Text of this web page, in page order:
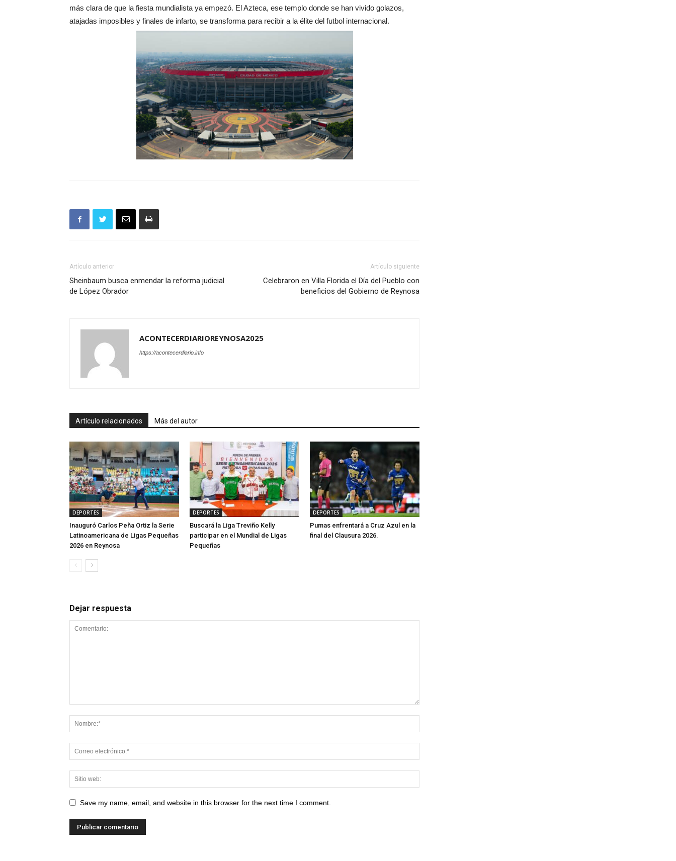
más clara de que la fiesta mundialista ya empezó. El Azteca, ese templo donde se han vivido golazos,
atajadas imposibles y finales de infarto, se transforma para recibir a la élite del futbol internacional.
Artículo anterior
Sheinbaum busca enmendar la reforma judicial
de López Obrador
Artículo siguiente
Celebraron en Villa Florida el Día del Pueblo con
beneficios del Gobierno de Reynosa
ACONTECERDIARIOREYNOSA2025
https://acontecerdiario.info
Artículo relacionados Más del autor
DEPORTES
Inauguró Carlos Peña Ortiz la Serie
Latinoamericana de Ligas Pequeñas
2026 en Reynosa
DEPORTES
Buscará la Liga Treviño Kelly
participar en el Mundial de Ligas
Pequeñas
DEPORTES
Pumas enfrentará a Cruz Azul en la
final del Clausura 2026.
Dejar respuesta
Save my name, email, and website in this browser for the next time I comment.